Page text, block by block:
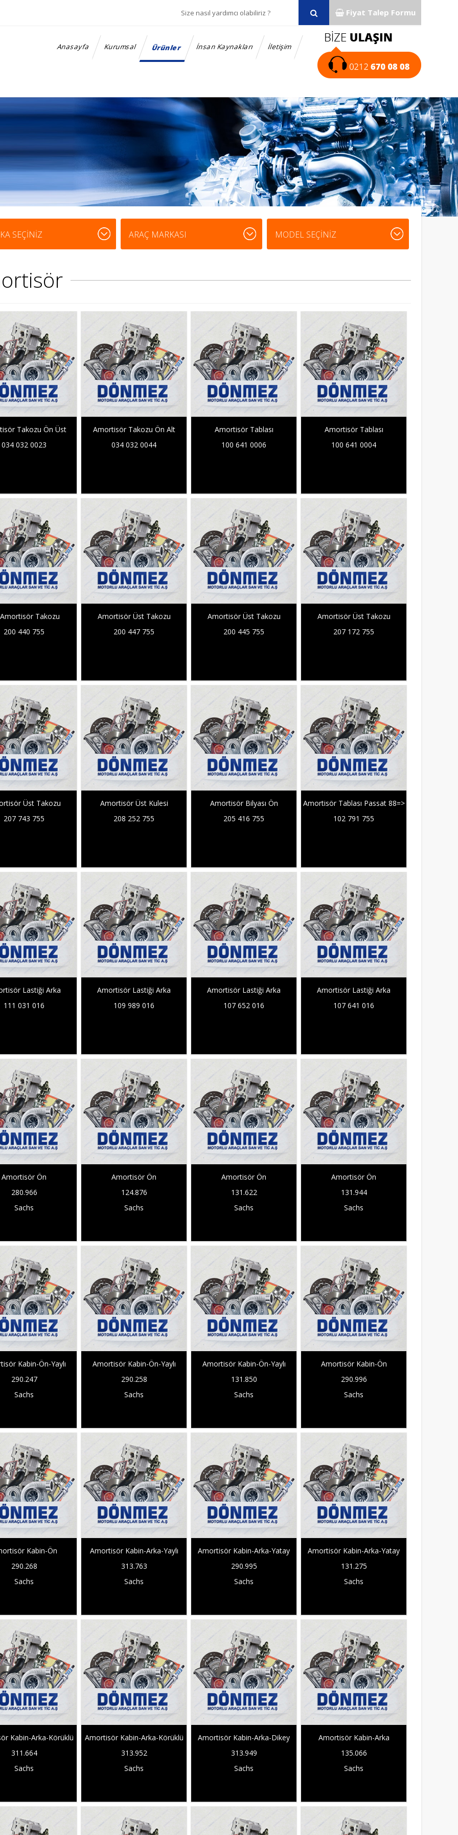
Fiyat Talep Formu
İletişim
İnsan Kaynakları
Ürünler
Kurumsal
Anasayfa
Takozu Ön Üst
034 032 0023
Amortisör Takozu Ön Alt
034 032 0044
Amortisör Tablası
100 641 0006
Amortisör Tablası
100 641 0004
Takozu
200 440 755
Amortisör Üst Takozu
200 447 755
Amortisör Üst Takozu
200 445 755
Amortisör Üst Takozu
207 172 755
Üst Takozu
207 743 755
Amortisör Üst Kulesi
208 252 755
Amortisör Bilyası Ön
205 416 755
Amortisör Tablası Passat 88=>
102 791 755
Lastiği Arka
111 031 016
Amortisör Lastiği Arka
109 989 016
Amortisör Lastiği Arka
107 652 016
Amortisör Lastiği Arka
107 641 016
Amortisör Ön
280.966
Sachs
Amortisör Ön
124.876
Sachs
Amortisör Ön
131.622
Sachs
Amortisör Ön
131.944
Sachs
Kabin-Ön-Yaylı
290.247
Sachs
Amortisör Kabin-Ön-Yaylı
290.258
Sachs
Amortisör Kabin-Ön-Yaylı
131.850
Sachs
Amortisör Kabin-Ön
290.996
Sachs
Kabin-Ön
290.268
Sachs
Amortisör Kabin-Arka-Yaylı
313.763
Sachs
Amortisör Kabin-Arka-Yatay
290.995
Sachs
Amortisör Kabin-Arka-Yatay
131.275
Sachs
Kabin-Arka-Körüklü
311.664
Sachs
Amortisör Kabin-Arka-Körüklü
313.952
Sachs
Amortisör Kabin-Arka-Dikey
313.949
Sachs
Amortisör Kabin-Arka
135.066
Sachs